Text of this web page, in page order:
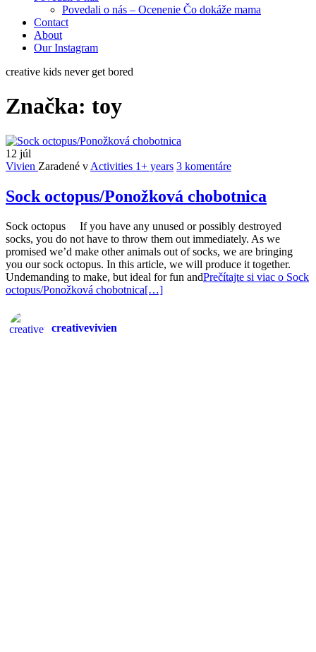
Povedali o nás – Ocenenie Čo dokáže mama
Contact
About
Our Instagram
creative kids never get bored
Značka: toy
12 júl
Vivien Zaradené v Activities 1+ years 3 komentáre
Sock octopus/Ponožková chobotnica
Sock octopus If you have any unused or possibly destroyed
socks, you do not have to throw them out immediately. As we
promised we’d make other animals out of socks, we are bringing
you our sock octopus. In this article, we will produce it together.
Undemanding to make, but ideal for fun andPrečítajte si viac o Sock
octopus/Ponožková chobotnica[…]
creativevivien